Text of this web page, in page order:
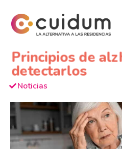
Principios de
detectarlos
Noticias